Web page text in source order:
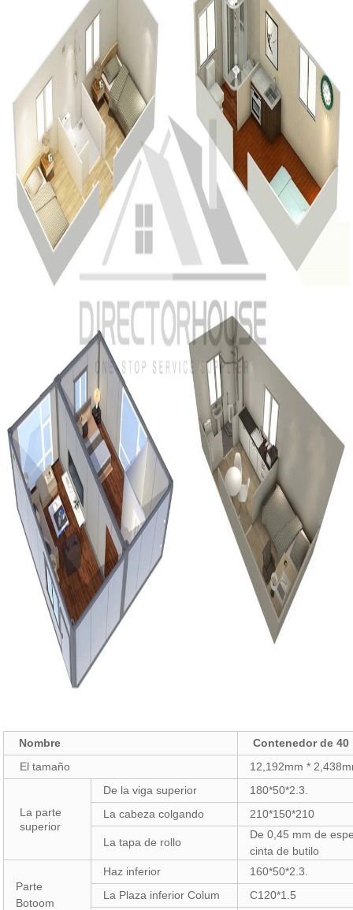
Nombre
Contenedor de
El tamaño
12,192mm *
La parte
superior
De la viga superior
180*50*2.3.
La cabeza colgando
210*150*210
La tapa de rollo
De 0,45 mm de
cinta de butilo
Parte
Botoom
Haz inferior
160*50*2.3.
La Plaza inferior Colum
C120*1.5